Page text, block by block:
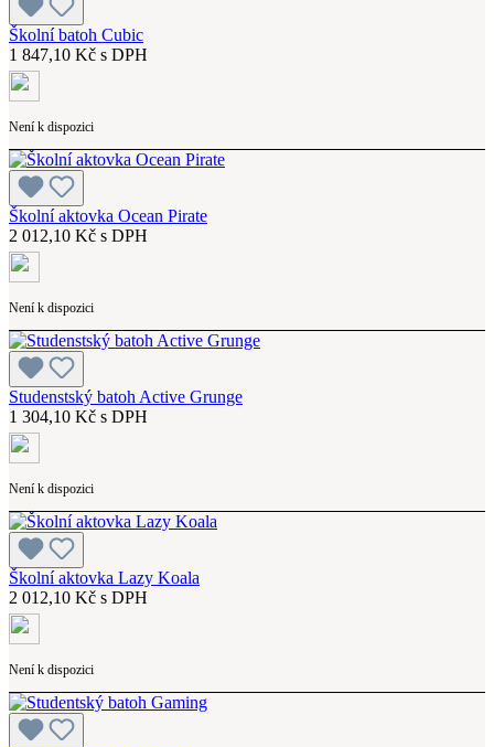
Školní batoh Cubic
1 847,10 Kč s DPH
Není k dispozici
Školní aktovka Ocean Pirate
2 012,10 Kč s DPH
Není k dispozici
Studenstský batoh Active Grunge
1 304,10 Kč s DPH
Není k dispozici
Školní aktovka Lazy Koala
2 012,10 Kč s DPH
Není k dispozici